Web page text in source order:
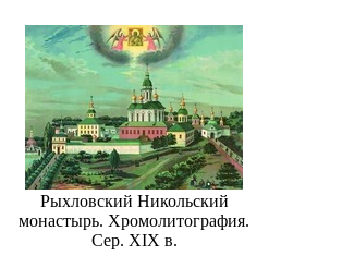
Рыхловский Никольский
монастырь. Хромолитография.
Сер. XIX в.